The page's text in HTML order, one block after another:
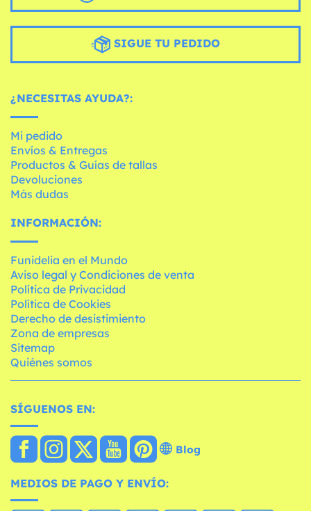
SIGUE TU PEDIDO
¿NECESITAS AYUDA?:
Mi pedido
Envíos & Entregas
Productos & Guías de tallas
Devoluciones
Más dudas
INFORMACIÓN:
Funidelia en el Mundo
Aviso legal y Condiciones de venta
Política de Privacidad
Política de Cookies
Derecho de desistimiento
Zona de empresas
Sitemap
Quiénes somos
SÍGUENOS EN:
Blog
MEDIOS DE PAGO Y ENVÍO: